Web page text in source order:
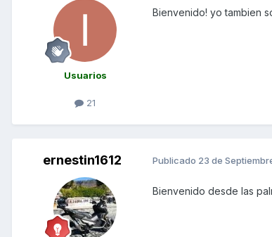
Usuarios
21
Bienvenido! yo tambien
ernestin1612 Publicado 23 de
Bienvenido desde las